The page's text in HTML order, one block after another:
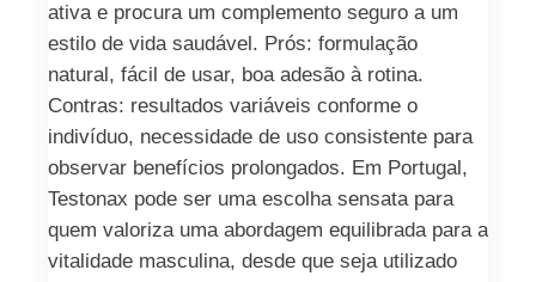
ativa e procura um complemento seguro a um
estilo de vida saudável. Prós: formulação
natural, fácil de usar, boa adesão à rotina.
Contras: resultados variáveis conforme o
indivíduo, necessidade de uso consistente para
observar benefícios prolongados. Em Portugal,
Testonax pode ser uma escolha sensata para
quem valoriza uma abordagem equilibrada para a
vitalidade masculina, desde que seja utilizado